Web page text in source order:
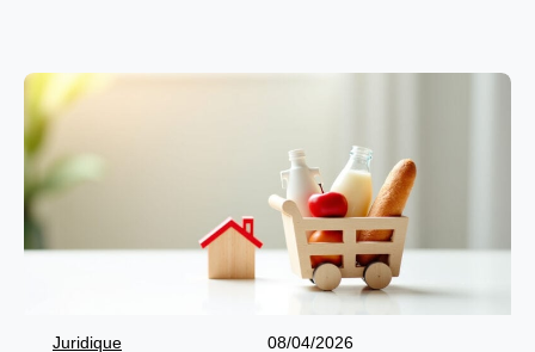
Juridique 08/04/2026